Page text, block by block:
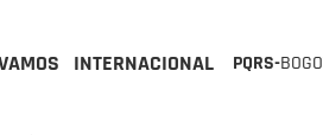
INTERNACIONAL PQRS-